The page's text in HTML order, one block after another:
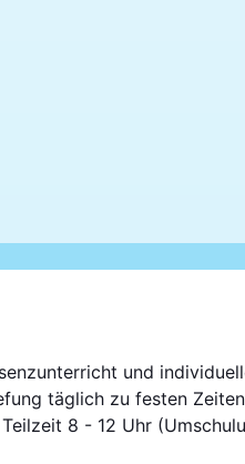
und
täglich zu festen
8 - 12 Uhr